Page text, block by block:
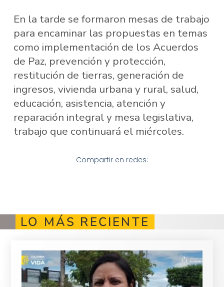
En la tarde se formaron mesas de trabajo
para encaminar las propuestas en temas
como implementación de los Acuerdos
de Paz, prevención y protección,
restitución de tierras, generación de
ingresos, vivienda urbana y rural, salud,
educación, asistencia, atención y
reparación integral y mesa legislativa,
trabajo que continuará el miércoles.
Compartir en redes:
LO MÁS RECIENTE